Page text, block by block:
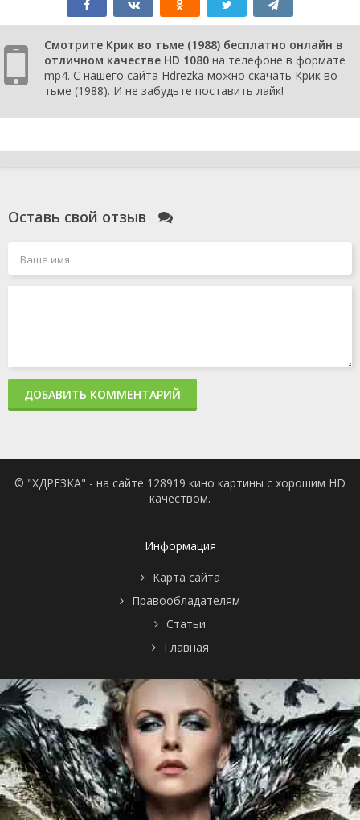
Смотрите Крик во тьме (1988) бесплатно онлайн в
отличном качестве HD 1080 на телефоне в формате
mp4. С нашего сайта Hdrezka можно скачать Крик во
тьме (1988). И не забудьте поставить лайк!
Оставь свой отзыв
ДОБАВИТЬ КОММЕНТАРИЙ
© "ХДРЕЗКА" - на сайте 128919 кино картины с хорошим HD
качеством.
Информация
Карта сайта
Правообладателям
Статьи
Главная